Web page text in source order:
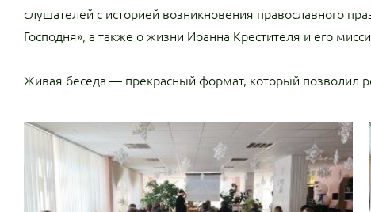
слушателей с историей возникновения православного
Господня», а также о жизни Иоанна Крестителя и его
Живая беседа — прекрасный формат, который позволил